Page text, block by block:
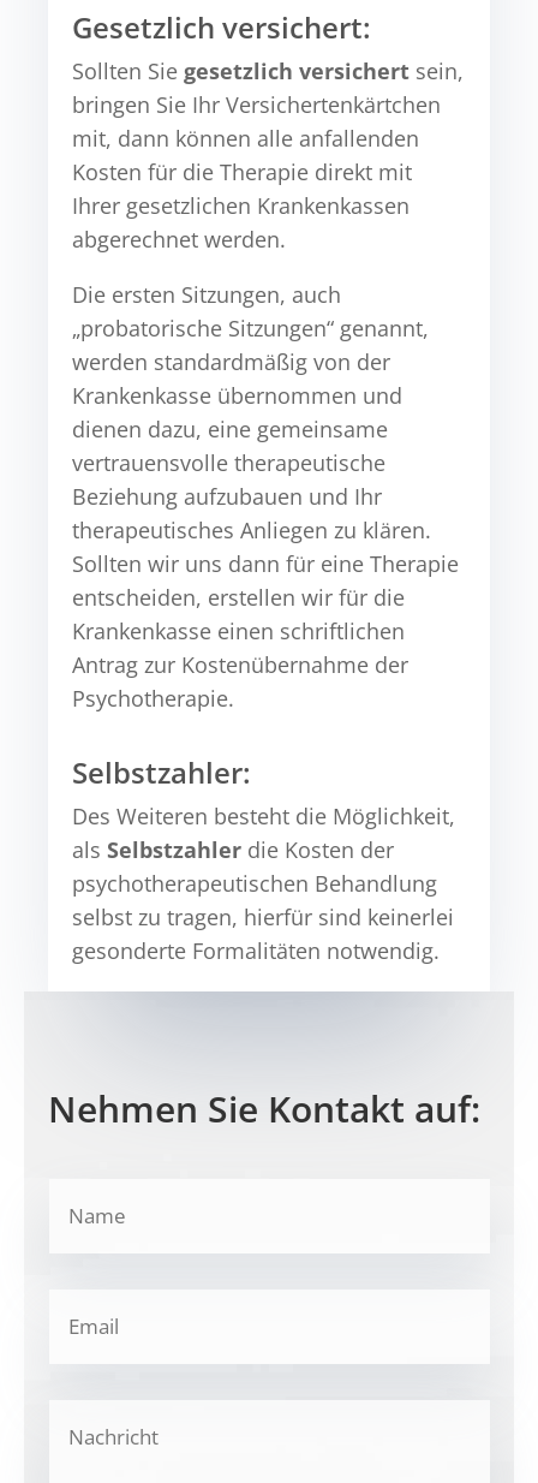
Gesetzlich versichert:
Sollten Siegesetzlich versichert sein,
bringen Sie Ihr Versichertenkärtchen
mit, dann können alle anfallenden
Kosten für die Therapie direkt mit
Ihrer gesetzlichen Krankenkassen
abgerechnet werden.
Die ersten Sitzungen, auch
„probatorische Sitzungen“ genannt,
werden standardmäßig von der
Krankenkasse übernommen und
dienen dazu, eine gemeinsame
vertrauensvolle therapeutische
Beziehung aufzubauen und Ihr
therapeutisches Anliegen zu klären.
Sollten wir uns dann für eine Therapie
entscheiden, erstellen wir für die
Krankenkasse einen schriftlichen
Antrag zur Kostenübernahme der
Psychotherapie.
Selbstzahler:
Des Weiteren besteht die Möglichkeit,
alsSelbstzahler die Kosten der
psychotherapeutischen Behandlung
selbst zu tragen, hierfür sind keinerlei
gesonderte Formalitäten notwendig.
Nehmen Sie Kontakt auf: